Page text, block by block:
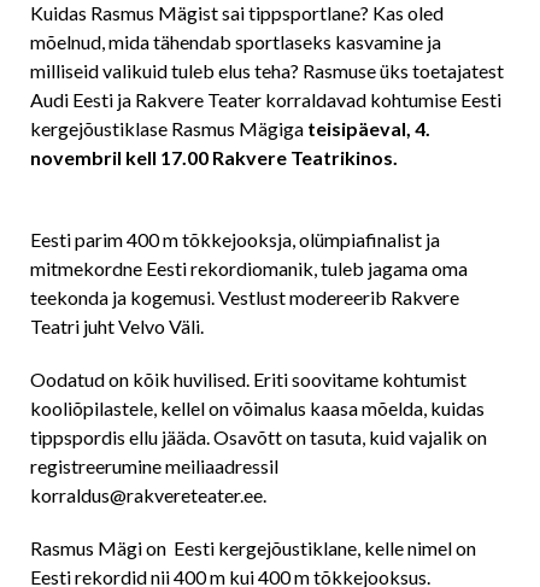
Kuidas Rasmus Mägist sai tippsportlane? Kas oled
mõelnud, mida tähendab sportlaseks kasvamine ja
milliseid valikuid tuleb elus teha? Rasmuse üks toetajatest
Audi Eesti ja Rakvere Teater korraldavad kohtumise Eesti
kergejõustiklase Rasmus Mägiga teisipäeval, 4.
novembril kell 17.00 Rakvere Teatrikinos.
Eesti parim 400 m tõkkejooksja, olümpiafinalist ja
mitmekordne Eesti rekordiomanik, tuleb jagama oma
teekonda ja kogemusi. Vestlust modereerib Rakvere
Teatri juht Velvo Väli.
Oodatud on kõik huvilised. Eriti soovitame kohtumist
kooliõpilastele, kellel on võimalus kaasa mõelda, kuidas
tippspordis ellu jääda. Osavõtt on tasuta, kuid vajalik on
registreerumine meiliaadressil
korraldus@rakvereteater.ee.
Rasmus Mägi on Eesti kergejõustiklane, kelle nimel on
Eesti rekordid nii 400 m kui 400 m tõkkejooksus.